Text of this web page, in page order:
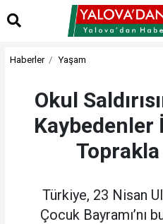
Haberler Yaşam
Okul
Kaybedenler
Türkiye, 23 Nisan
Çocuk Bayramı’nı